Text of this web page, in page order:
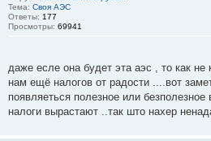
Тема: Своя АЭС
Ответы: 177
Просмотры: 69941
даже есле она будет эта аэс , то как не
нам ещё налогов от радости ....вот
появляеться полезное или
налоги вырастают ..так што нахер